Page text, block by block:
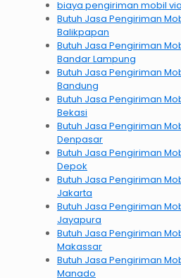
biaya pengiriman mobil
Butuh Jasa Pengiriman
Balikpapan
Butuh Jasa Pengiriman
Bandar Lampung
Butuh Jasa Pengiriman
Bandung
Butuh Jasa Pengiriman
Bekasi
Butuh Jasa Pengiriman
Denpasar
Butuh Jasa Pengiriman
Depok
Butuh Jasa Pengiriman
Jakarta
Butuh Jasa Pengiriman
Jayapura
Butuh Jasa Pengiriman
Makassar
Butuh Jasa Pengiriman
Manado